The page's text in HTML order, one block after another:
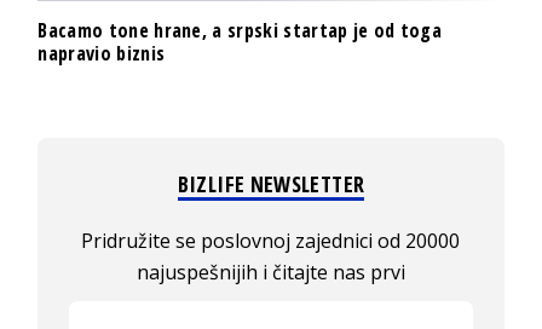
Bacamo tone hrane, a srpski startap je od toga
napravio biznis
BIZLIFE NEWSLETTER
Pridružite se poslovnoj zajednici od 20000
najuspešnijih i čitajte nas prvi